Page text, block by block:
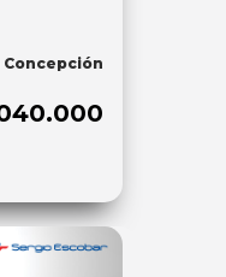
Concepción